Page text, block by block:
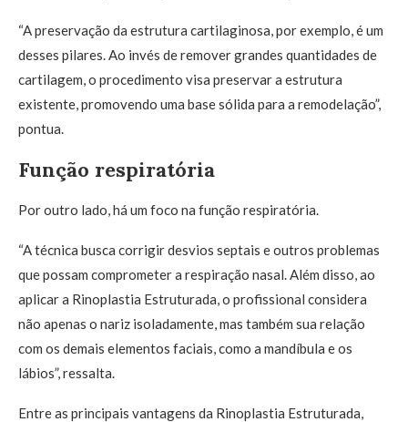
“A preservação da estrutura cartilaginosa, por exemplo, é um
desses pilares. Ao invés de remover grandes quantidades de
cartilagem, o procedimento visa preservar a estrutura
existente, promovendo uma base sólida para a remodelação”,
pontua.
Função respiratória
Por outro lado, há um foco na função respiratória.
“A técnica busca corrigir desvios septais e outros problemas
que possam comprometer a respiração nasal. Além disso, ao
aplicar a Rinoplastia Estruturada, o profissional considera
não apenas o nariz isoladamente, mas também sua relação
com os demais elementos faciais, como a mandíbula e os
lábios”, ressalta.
Entre as principais vantagens da Rinoplastia Estruturada,